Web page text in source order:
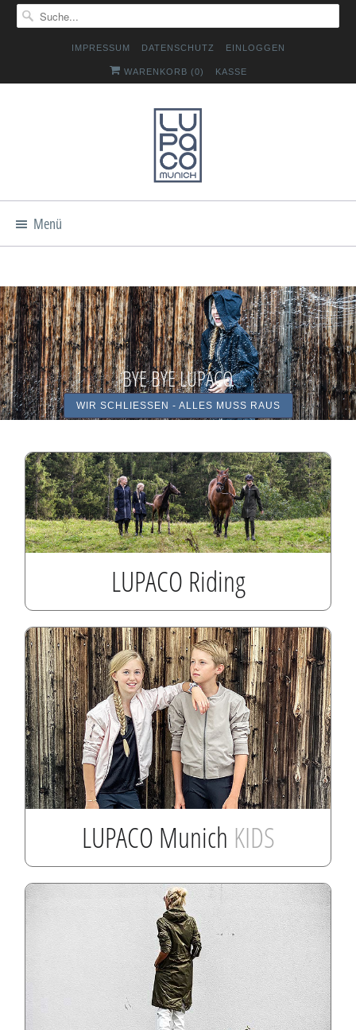
IMPRESSUM DATENSCHUTZ EINLOGGEN
WARENKORB (0) KASSE
Menü
BYE BYE LUPACO
WIR SCHLIESSEN - ALLES MUSS RAUS
LUPACO Riding
LUPACO Munich KIDS